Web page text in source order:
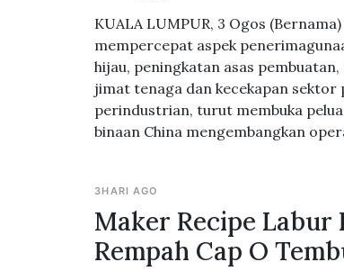
KUALA LUMPUR, 3 Ogos
mempercepat aspek
hijau, peningkatan asas
jimat tenaga dan kecekapan sektor
perindustrian, turut membuka
binaan China mengembangkan
3HARI AGO
Maker Recipe Labur
Rempah Cap O